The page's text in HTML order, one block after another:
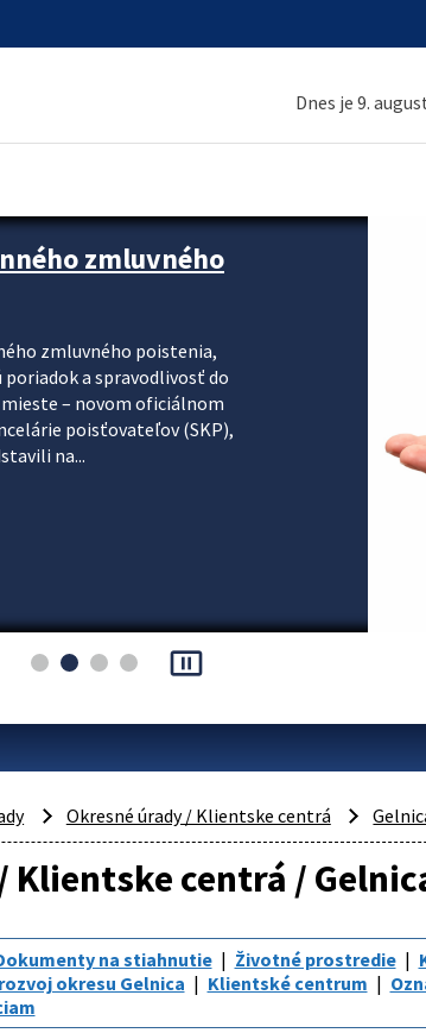
Dnes je 9.
zmluvného
zmluvného poistenia,
a spravodlivosť do
– novom oficiálnom
poisťovateľov (SKP),
na...
pause_presentation
Okresné úrady / Klientske centrá
Klientske centrá /
na stiahnutie Životné prostredie
okresu Gelnica Klientské centrum